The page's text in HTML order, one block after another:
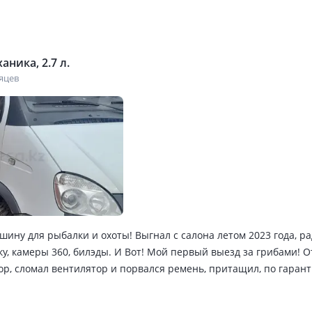
2.7 л.
для рыбалки и охоты! Выгнал с салона летом 2023 года,
камеры 360, билэды. И Вот! Мой первый выезд за грибами!
сломал вентилятор и порвался ремень, притащил, по